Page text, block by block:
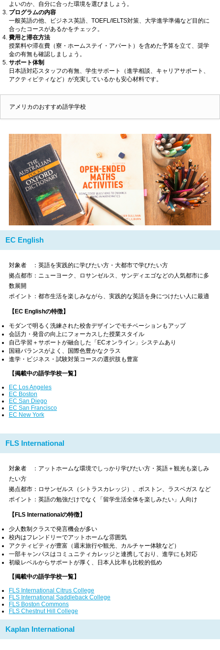
よいのか、自分に合った環境を選びましょう。
プログラムの内容
一般英語の他、ビジネス英語、TOEFL/IELTS対策、大学進学準備など目的に
合ったコースがあるかをチェック。
費用と滞在方法
授業料や滞在費（寮・ホームステイ・アパート）を含めた予算を立て、奨学
金の有無も確認しましょう。
サポート体制
日本語対応スタッフの有無、学生サポート（進学相談、キャリアサポート、
アクティビティなど）が充実しているかも安心材料です。
アメリカのおすすめ語学学校
EC English
対象者 ：英語を実践的に学びたい方・大都市で学びたい方
拠点都市：ニューヨーク、ロサンゼルス、サンディエゴなどの人気都市に多
数展開
ポイント：都市生活を楽しみながら、実践的な英語を身につけたい人に最適
【EC Englishの特徴】
モダンで明るく洗練された校舎デザインでモチベーションもアップ
会話力・発音の向上にフォーカスした授業スタイル
自己学習＋サポートが融合した「ECオンライン」システムあり
国籍バランスがよく、国際色豊かなクラス
進学・ビジネス・試験対策コースの選択肢も豊富
【掲載中の語学学校一覧】
EC Los Angeles
EC Boston
EC San Diego
EC San Francisco
EC New York
FLS International
対象者 ：アットホームな環境でしっかり学びたい方・英語＋観光も楽しみ
たい方
拠点都市：ロサンゼルス（シトラスカレッジ）、ボストン、ラスベガス など
ポイント：英語の勉強だけでなく「留学生活全体を楽しみたい」人向け
【FLS Internationalの特徴】
少人数制クラスで発言機会が多い
校内はフレンドリーでアットホームな雰囲気
アクティビティが豊富（週末旅行や観光、カルチャー体験など）
一部キャンパスはコミュニティカレッジと連携しており、進学にも対応
初級レベルからサポートが厚く、日本人比率も比較的低め
【掲載中の語学学校一覧】
FLS International Citrus College
FLS International Saddleback College
FLS Boston Commons
FLS Chestnut Hill College
Kaplan International